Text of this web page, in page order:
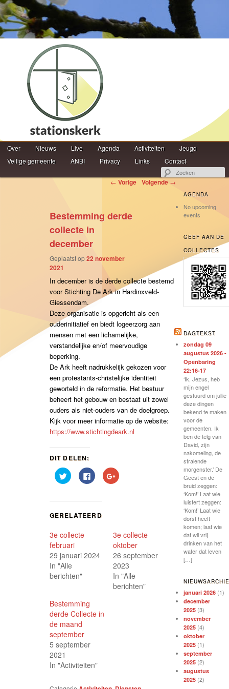
Hoofdmenu
Spring naar de primaire inhoud
Spring naar de secundaire inhoud
Over Nieuws Live Agenda Activiteiten
Jeugd
Veilige gemeente
ANBI Privacy Links Contact
Berichtnavigatie ← Vorige Volgende →
Bestemming derde
collecte in
december
Geplaatst op22 november
2021
In december is de derde collecte bestemd
voor Stichting De Ark in Hardinxveld-
Giessendam.
Deze organisatie is opgericht als een
ouderinitiatief en biedt logeerzorg aan
mensen met een lichamelijke,
verstandelijke en/of meervoudige
beperking.
De Ark heeft nadrukkelijk gekozen voor
een protestants-christelijke identiteit
geworteld in de reformatie. Het bestuur
beheert het gebouw en bestaat uit zowel
ouders als niet-ouders van de doelgroep.
Kijk voor meer informatie op de website:
https://www.stichtingdeark.nl
DIT DELEN:
Klik
om
in
venster
geopend)
Klik
om
in
geopend)
Klik
om
venster
geopend)
GERELATEERD
3e collecte
februari
29 januari 2024
In "Alle
berichten"
3e collecte
oktober
26 september
2023
In "Alle
berichten"
Bestemming
derde Collecte in
de maand
september
5 september
2021
In "Activiteiten"
AGENDA
No upcoming
events
GEEF AAN DE
COLLECTES
DAGTEKST
zondag 09
augustus 2026 -
Openbaring
22:16-17
‘Ik, Jezus, heb
mijn engel
gestuurd om jullie
deze dingen
bekend te maken
voor de
gemeenten. Ik
ben de telg van
David, zijn
nakomeling, de
stralende
morgenster.’ De
Geest en de
bruid zeggen:
‘Kom!’ Laat wie
luistert zeggen:
‘Kom!’ Laat wie
dorst heeft
komen; laat wie
dat wil vrij
drinken van het
water dat leven
[…]
januari 2026 (1)
december
2025 (3)
november
2025 (4)
oktober
2025 (1)
september
2025 (2)
augustus
2025 (2)